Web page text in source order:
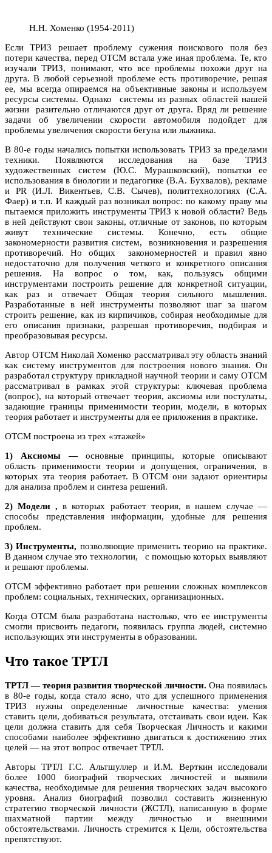
Н.Н. Хоменко (1954-2011)
Если ТРИЗ решает проблему сужения поискового поля без
потери качества, перед ОТСМ встала уже иная проблема. Те, кто
изучали ТРИЗ, понимают, что все проблемы похожи друг на
друга. В любой серьезной проблеме есть противоречие, решая
ее, мы всегда опираемся на объективные законы и используем
ресурсы системы. Однако системы из разных областей нашей
жизни разительно отличаются друг от друга. Вряд ли решение
задачи об увеличении скорости автомобиля подойдет для
проблемы увеличения скорости бегуна или лыжника.
В 80-е годы начались попытки использовать ТРИЗ за пределами
техники. Появляются исследования на базе ТРИЗ
художественных систем (Ю.С. Мурашковский), попытки ее
использования в биологии и педагогике (В.А. Бухвалов), рекламе
и PR (И.Л. Викентьев, С.В. Сычев), политтехнологиях (С.А.
Фаер) и т.п. И каждый раз возникал вопрос: по какому праву мы
пытаемся приложить инструменты ТРИЗ к новой области? Ведь
в ней действуют свои законы, отличные от законов, по которым
живут технические системы. Конечно, есть общие
закономерности развития систем, возникновения и разрешения
противоречий. Но общих закономерностей и правил явно
недостаточно для получения четкого и конкретного описания
решения. На вопрос о том, как, пользуясь общими
инструментами построить решение для конкретной ситуации,
как раз и отвечает Общая теория сильного мышления.
Разработанные в ней инструменты позволяют шаг за шагом
строить решение, как из кирпичиков, собирая необходимые для
его описания признаки, разрешая противоречия, подбирая и
преобразовывая ресурсы.
Автор ОТСМ Николай Хоменко рассматривал эту область знаний
как систему инструментов для построения нового знания. Он
разработал структуру прикладной научной теории и саму ОТСМ
рассматривал в рамках этой структуры: ключевая проблема
(вопрос), на который отвечает теория, аксиомы или постулаты,
задающие границы применимости теории, модели, в которых
теория работает и инструменты для ее приложения в практике.
ОТСМ построена из трех «этажей»
1) Аксиомы — основные принципы, которые описывают
область применимости теории и допущения, ограничения, в
которых эта теория работает. В ОТСМ они задают ориентиры
для анализа проблем и синтеза решений.
2) Модели ,в которых работает теория, в нашем случае —
способы представления информации, удобные для решения
проблем.
3) Инструменты, позволяющие применить теорию на практике.
В данном случае это технологии, с помощью которых выявляют
и решают проблемы.
ОТСМ эффективно работает при решении сложных комплексов
проблем: социальных, технических, организационных.
Когда ОТСМ была разработана настолько, что ее инструменты
смогли присвоить педагоги, появилась группа людей, системно
использующих эти инструменты в образовании.
Что такое ТРТЛ
ТРТЛ — теория развития творческой личности. Она появилась
в 80-е годы, когда стало ясно, что для успешного применения
ТРИЗ нужны определенные личностные качества: умения
ставить цели, добиваться результата, отстаивать свои идеи. Как
цели должна ставить для себя Творческая Личность и какими
способами наиболее эффективно двигаться к достижению этих
целей — на этот вопрос отвечает ТРТЛ.
Авторы ТРТЛ Г.С. Альтшуллер и И.М. Верткин исследовали
более 1000 биографий творческих личностей и выявили
качества, необходимые для решения творческих задач высокого
уровня. Анализ биографий позволил составить жизненную
стратегию творческой личности (ЖСТЛ), написанную в форме
шахматной партии между личностью и внешними
обстоятельствами. Личность стремится к Цели, обстоятельства
препятствуют.